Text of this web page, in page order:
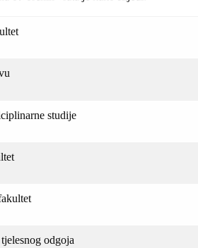
studije
odgoja